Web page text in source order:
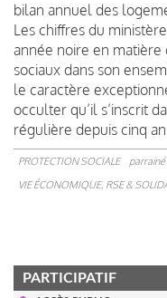
bilan annuel des
Les chiffres du
année noire en
sociaux dans son
le caractère
occulter qu’il s’inscrit
régulière depuis cinq
PROTECTION SOCIALE
VIE ÉCONOMIQUE, RSE &
PARTICIPATIF